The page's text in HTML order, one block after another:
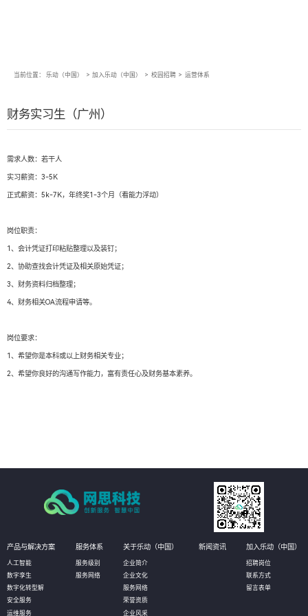
当前位置： 乐动（中国） > 加入乐动（中国） > 校园招聘 > 运营体系
财务实习生（广州）
需求人数：若干人
实习薪资：3-5K
正式薪资：5k-7K，年终奖1-3个月（看能力浮动）
岗位职责：
1、会计凭证打印粘贴整理以及装钉；
2、协助查找会计凭证及相关原始凭证；
3、财务资料归档整理；
4、财务相关OA流程申请等。
岗位要求：
1、希望你是本科或以上财务相关专业；
2、希望你良好的沟通写作能力，富有责任心及财务基本素养。
产品与解决方案
人工智能
数字孪生
数字化转型解
安全服务
运维服务
服务体系
服务级别
服务网络
关于乐动（中国）
企业简介
企业文化
服务网络
荣誉资质
企业风采
新闻资讯 加入乐动（中国）
招聘岗位
联系方式
留言表单